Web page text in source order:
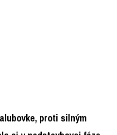
proti silným